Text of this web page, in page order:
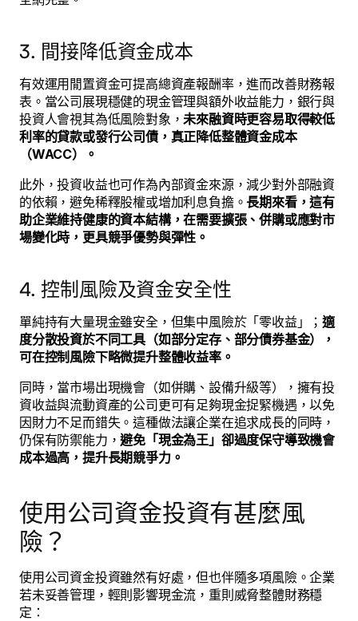
3. 間接降低資金成本
有效運用閒置資金可提高總資產報酬率，進而改善財務報
表。當公司展現穩健的現金管理與額外收益能力，銀行與
投資人會視其為低風險對象，未來融資時更容易取得較低
利率的貸款或發行公司債，真正降低整體資金成本
（WACC）。
此外，投資收益也可作為內部資金來源，減少對外部融資
的依賴，避免稀釋股權或增加利息負擔。長期來看，這有
助企業維持健康的資本結構，在需要擴張、併購或應對市
場變化時，更具競爭優勢與彈性。
4. 控制風險及資金安全性
單純持有大量現金雖安全，但集中風險於「零收益」；適
度分散投資於不同工具（如部分定存、部分債券基金），
可在控制風險下略微提升整體收益率。
同時，當市場出現機會（如併購、設備升級等），擁有投
資收益與流動資產的公司更可有足夠現金捉緊機遇，以免
因財力不足而錯失。這種做法讓企業在追求成長的同時，
仍保有防禦能力，避免「現金為王」卻過度保守導致機會
成本過高，提升長期競爭力。
使用公司資金投資有甚麼風
險？
使用公司資金投資雖然有好處，但也伴隨多項風險。企業
若未妥善管理，輕則影響現金流，重則威脅整體財務穩
定：